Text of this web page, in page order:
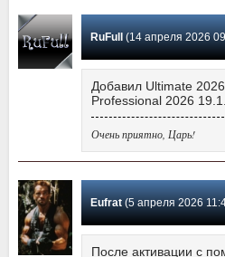
RuFull(14 апреля 2026 09:24)
Добавил Ultimate
Professional 2026
Очень приятно, Царь!
Eufrat(5 апреля 2026 11:42)
После активации с